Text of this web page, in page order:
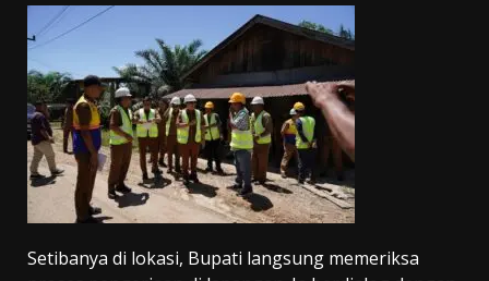
Setibanya di lokasi, Bupati langsung memeriksa